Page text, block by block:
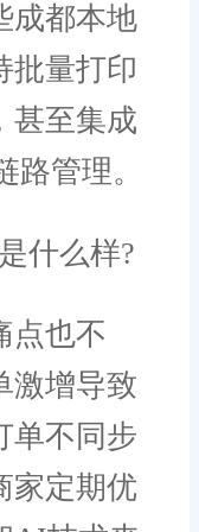
成都本地
批量打印
甚至集成
路管理。
也不
激增导致
单不同步
家定期优